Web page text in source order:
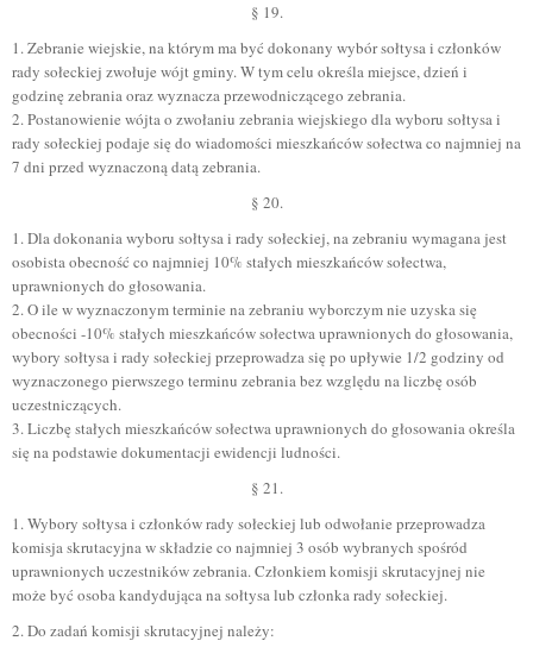
§ 19.
1. Zebranie wiejskie, na którym ma być dokonany wybór sołtysa i członków
rady sołeckiej zwołuje wójt gminy. W tym celu określa miejsce, dzień i
godzinę zebrania oraz wyznacza przewodniczącego zebrania.
2. Postanowienie wójta o zwołaniu zebrania wiejskiego dla wyboru sołtysa i
rady sołeckiej podaje się do wiadomości mieszkańców sołectwa co najmniej na
7 dni przed wyznaczoną datą zebrania.
§ 20.
1. Dla dokonania wyboru sołtysa i rady sołeckiej, na zebraniu wymagana jest
osobista obecność co najmniej 10% stałych mieszkańców sołectwa,
uprawnionych do głosowania.
2. O ile w wyznaczonym terminie na zebraniu wyborczym nie uzyska się
obecności -10% stałych mieszkańców sołectwa uprawnionych do głosowania,
wybory sołtysa i rady sołeckiej przeprowadza się po upływie 1/2 godziny od
wyznaczonego pierwszego terminu zebrania bez względu na liczbę osób
uczestniczących.
3. Liczbę stałych mieszkańców sołectwa uprawnionych do głosowania określa
się na podstawie dokumentacji ewidencji ludności.
§ 21.
1. Wybory sołtysa i członków rady sołeckiej lub odwołanie przeprowadza
komisja skrutacyjna w składzie co najmniej 3 osób wybranych spośród
uprawnionych uczestników zebrania. Członkiem komisji skrutacyjnej nie
może być osoba kandydująca na sołtysa lub członka rady sołeckiej.
2. Do zadań komisji skrutacyjnej należy: